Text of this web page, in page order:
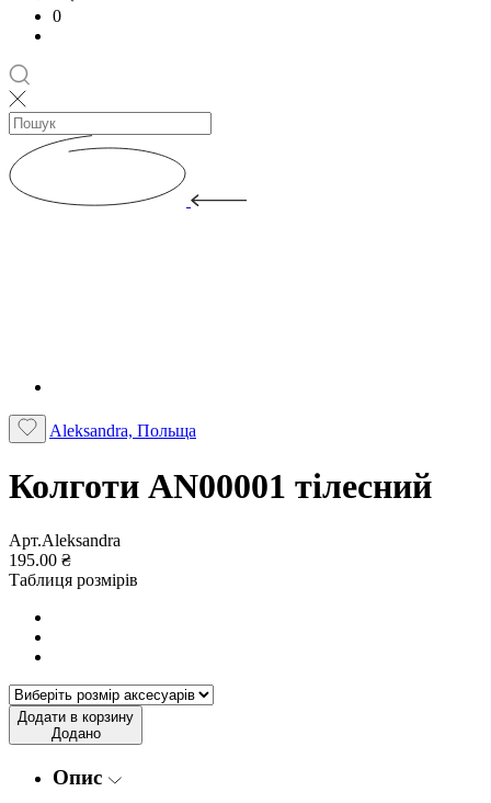
0
Aleksandra, Польща
Колготи AN00001 тілесний
Арт.Aleksandra
195.00 ₴
Таблиця розмірів
Додати в корзину
Додано
Опис